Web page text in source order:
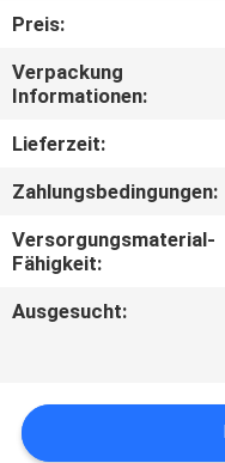
TRETEN
SIE
MIT
UNS
VERBINDUNG
NACHRICHTEN
FÄLLE
Preis:
Verpackung
Informationen:
Lieferzeit:
Zahlungsbedingungen:
Versorgungsmaterial-
Fähigkeit:
Ausgesucht: